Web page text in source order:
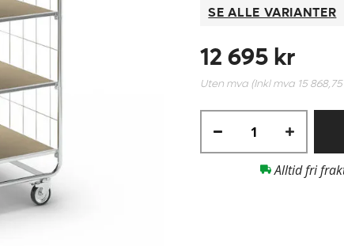
SE ALLE VARIANTER
12 695 kr
Uten mva (Inkl mva 15
Alltid fri